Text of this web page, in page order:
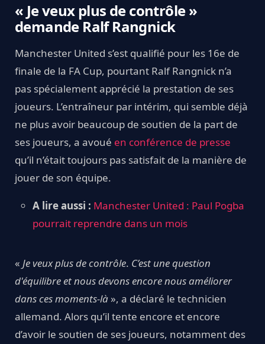
« Je veux plus de contrôle »
demande Ralf Rangnick
Manchester United s’est qualifié pour les 16e de
finale de la FA Cup, pourtant Ralf Rangnick n’a
pas spécialement apprécié la prestation de ses
joueurs. L’entraîneur par intérim, qui semble déjà
ne plus avoir beaucoup de soutien de la part de
ses joueurs, a avoué en conférence de presse
qu’il n’était toujours pas satisfait de la manière de
jouer de son équipe.
A lire aussi : Manchester United : Paul Pogba
pourrait reprendre dans un mois
« Je veux plus de contrôle. C’est une question
d'équilibre et nous devons encore nous améliorer
dans ces moments-là », a déclaré le technicien
allemand. Alors qu’il tente encore et encore
d’avoir le soutien de ses joueurs, notamment des